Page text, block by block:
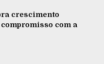
crescimento
com a